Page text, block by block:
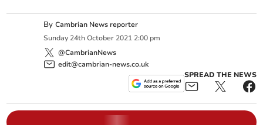
ByCambrian News reporter
Sunday 24th October 2021 2:00 pm
@CambrianNews
edit@cambrian-news.co.uk
SPREAD THE NEWS